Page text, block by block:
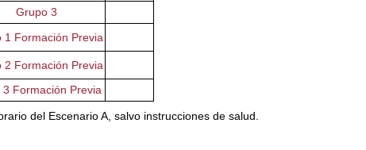
Grupo 3
1 Formación Previa
2 Formación Previa
3 Formación Previa
del Escenario A, salvo instrucciones de salud.